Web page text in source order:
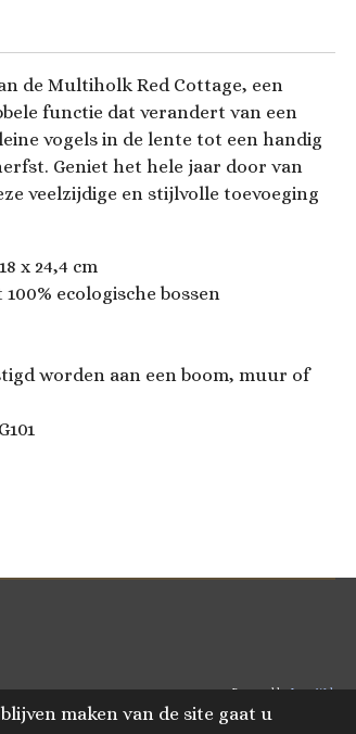
maken van de site gaat u
de Multiholk Red Cottage, een
functie dat verandert van een
vogels in de lente tot een handig
Geniet het hele jaar door van
veelzijdige en stijlvolle toevoeging
x 24,4 cm
ecologische bossen
worden aan een boom, muur of
Powered byJouwWeb